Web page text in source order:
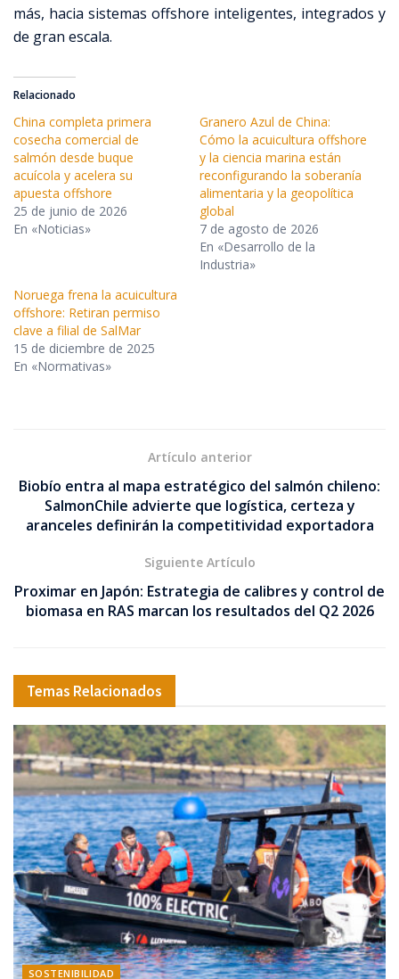
más, hacia sistemas offshore inteligentes, integrados y
de gran escala.
Relacionado
China completa primera
cosecha comercial de
salmón desde buque
acuícola y acelera su
apuesta offshore
25 de junio de 2026
En «Noticias»
Granero Azul de China:
Cómo la acuicultura offshore
y la ciencia marina están
reconfigurando la soberanía
alimentaria y la geopolítica
global
7 de agosto de 2026
En «Desarrollo de la
Industria»
Noruega frena la acuicultura
offshore: Retiran permiso
clave a filial de SalMar
15 de diciembre de 2025
En «Normativas»
Artículo anterior
Biobío entra al mapa estratégico del salmón chileno:
SalmonChile advierte que logística, certeza y
aranceles definirán la competitividad exportadora
Siguiente Artículo
Proximar en Japón: Estrategia de calibres y control de
biomasa en RAS marcan los resultados del Q2 2026
Temas Relacionados
SOSTENIBILIDAD